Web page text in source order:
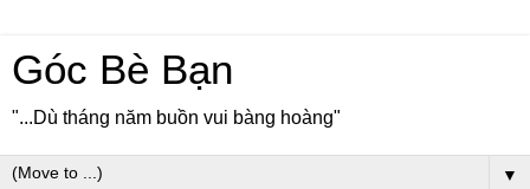
Góc Bè Bạn
"...Dù tháng năm buồn vui bàng hoàng"
▼